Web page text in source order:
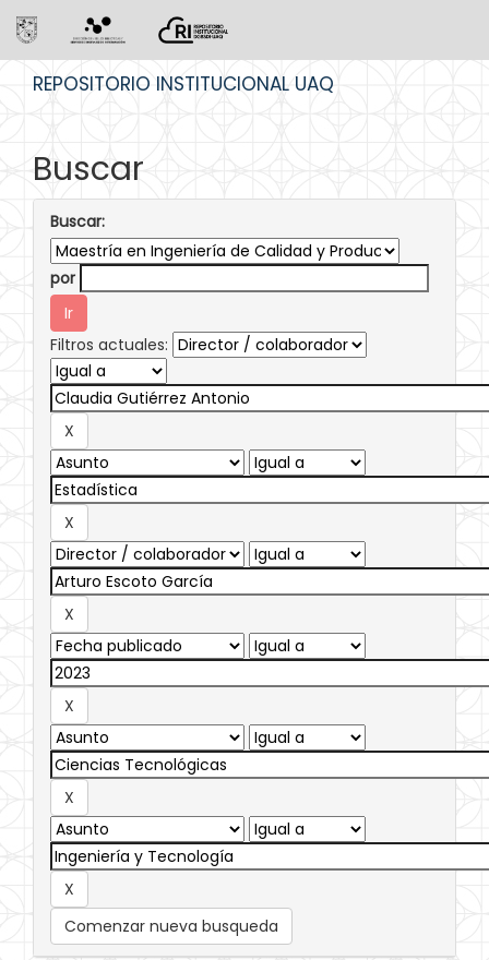
REPOSITORIO INSTITUCIONAL UAQ
Buscar
Buscar:
por
Filtros actuales:
Comenzar nueva busqueda